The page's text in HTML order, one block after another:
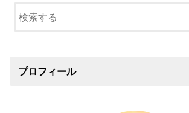
プロフィール